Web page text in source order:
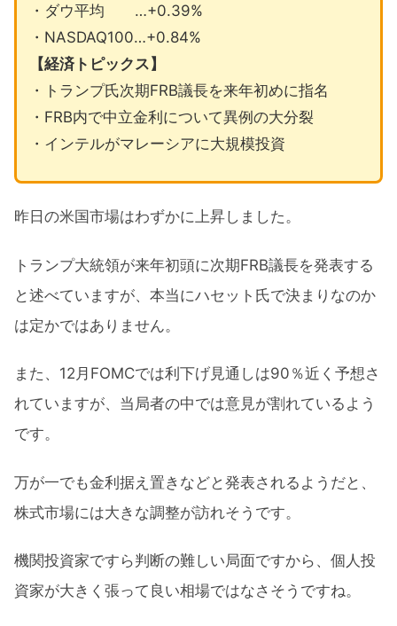
・ダウ平均 …+0.39%
・NASDAQ100…+0.84%
【経済トピックス】
・トランプ氏次期FRB議長を来年初めに指名
・FRB内で中立金利について異例の大分裂
・インテルがマレーシアに大規模投資
昨日の米国市場はわずかに上昇しました。
トランプ大統領が来年初頭に次期FRB議長を発表する
と述べていますが、本当にハセット氏で決まりなのか
は定かではありません。
また、12月FOMCでは利下げ見通しは90％近く予想さ
れていますが、当局者の中では意見が割れているよう
です。
万が一でも金利据え置きなどと発表されるようだと、
株式市場には大きな調整が訪れそうです。
機関投資家ですら判断の難しい局面ですから、個人投
資家が大きく張って良い相場ではなさそうですね。